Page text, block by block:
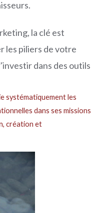
la clé est
les piliers de votre
dans des outils
systématiquement les
dans ses missions
création et